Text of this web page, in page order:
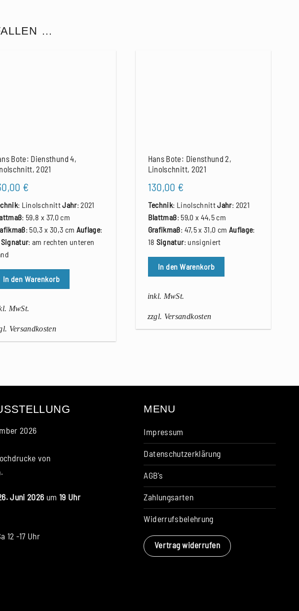
…
Bote: Diensthund 4,
2021
€
: LinolschnittJahr: 2021
: 59,8 x 37,0 cm
: 50,3 x 30,3 cm Auflage:
Signatur: am rechten unteren
In den Warenkorb
MwSt.
Versandkosten
Hans Bote: Diensthund 2,
Linolschnitt, 2021
130,00 €
Technik: LinolschnittJahr: 2021
Blattmaß: 59,0 x 44,5 cm
Grafikmaß: 47,5 x 31,0 cm Auflage:
18 Signatur: unsigniert
In den Warenkorb
inkl. MwSt.
zzgl. Versandkosten
2026
von
Juni 2026 um 19 Uhr
12 -17 Uhr
MENU
Impressum
Datenschutzerklärung
AGB's
Zahlungsarten
Widerrufsbelehrung
Vertrag widerrufen